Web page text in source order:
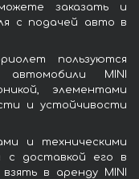
заказать и
с подачей авто в
пользуются
автомобили MINI
элементами
и устойчивости
и техническими
с доставкой его в
в аренду MINI